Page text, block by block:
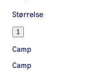
Størrelse
1
Camp
Camp